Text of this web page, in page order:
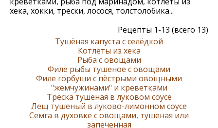
хека, хокки, трески, лосося, толстолобика...
Рецепты 1-13 (всего 13)
Тушёная капуста с селёдкой
Котлеты из хека
Рыба с овощами
Филе рыбы тушеное с овощами
Филе горбуши с пёстрыми овощными
"жемчужинами" и креветками
Треска тушеная в луковом соусе
Лещ тушеный в луково-лимонном соусе
Семга в духовке с овощами, тушеная или
запеченная